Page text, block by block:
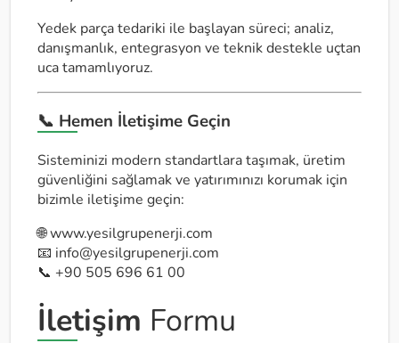
Yedek parça tedariki ile başlayan süreci; analiz,
danışmanlık, entegrasyon ve teknik destekle uçtan
uca tamamlıyoruz.
📞 Hemen İletişime Geçin
Sisteminizi modern standartlara taşımak, üretim
güvenliğini sağlamak ve yatırımınızı korumak için
bizimle iletişime geçin:
🌐www.yesilgrupenerji.com
📧 info@yesilgrupenerji.com
📞 +90 505 696 61 00
İletişim Formu